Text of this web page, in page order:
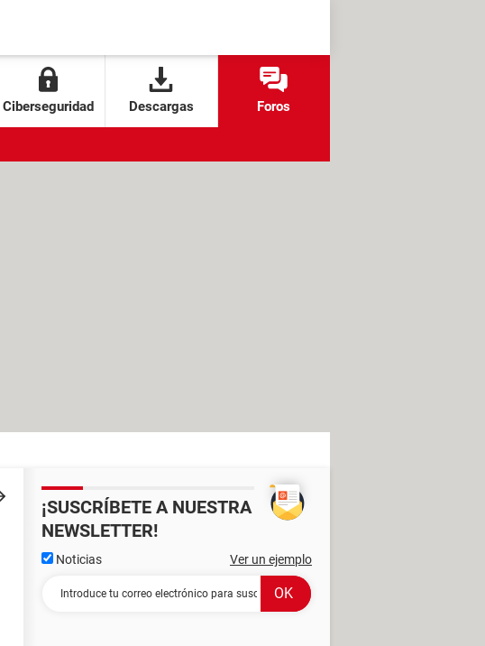
Ciberseguridad Descargas Foros
¡SUSCRÍBETE A NUESTRA
NEWSLETTER!
Noticias Ver un ejemplo